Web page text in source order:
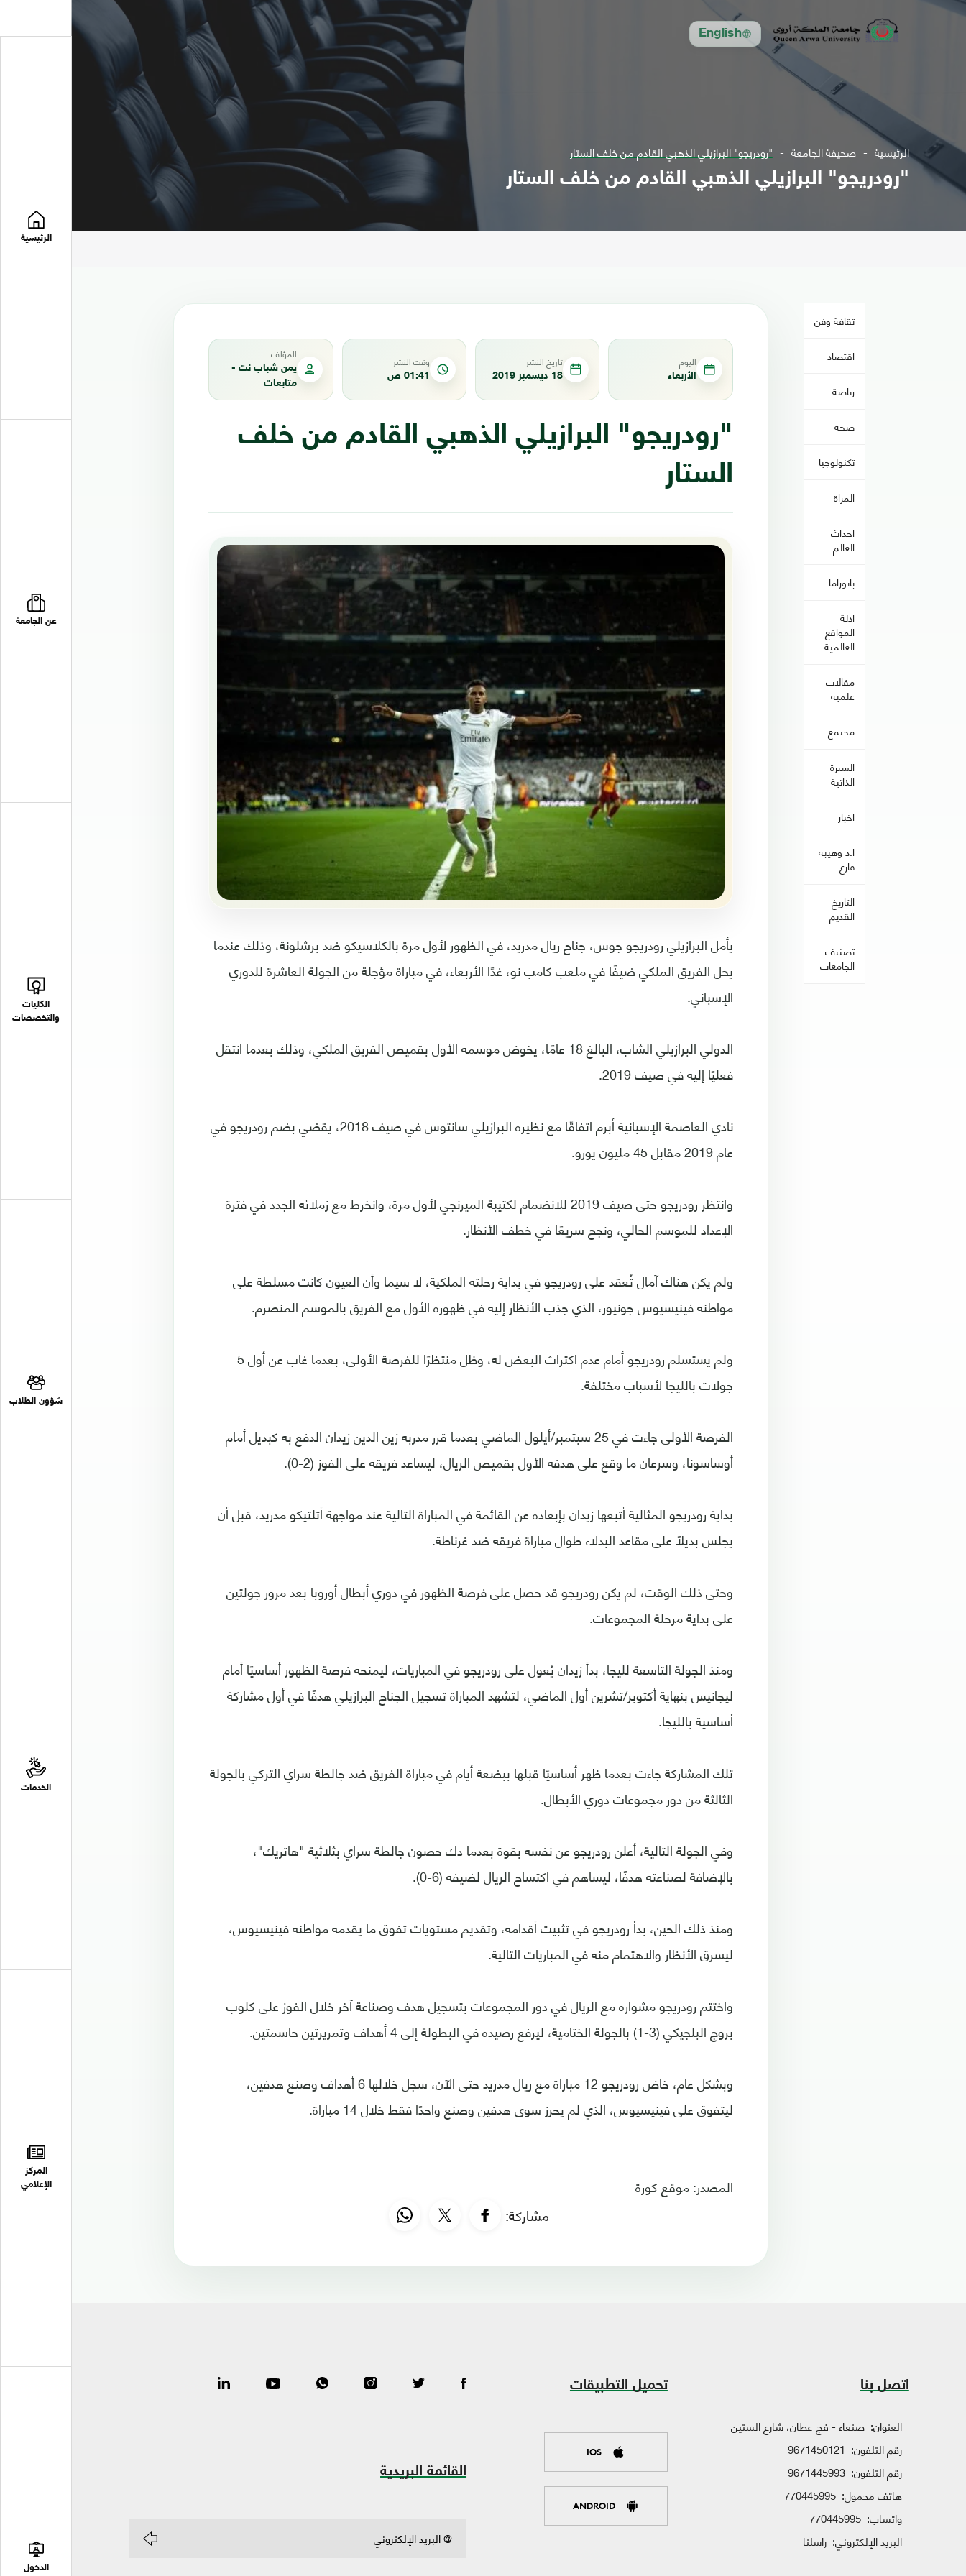
English
الرئيسية
عن الجامعة
الكليات
والتخصصات
شؤون الطلاب
الخدمات
المركز
الإعلامي
الدخول
الرئيسية صحيفة الجامعة "رودريجو" البرازيلي الذهبي القادم من خلف الستار
"رودريجو" البرازيلي الذهبي القادم من خلف الستار
ثقافة وفن
اقتصاد
رياضة
صحه
تكنولوجيا
المراة
احداث
العالم
بانوراما
ادلة
المواقع
العالمية
مقالات
علمية
مجتمع
السيرة
الذاتية
اخبار
ا.د وهيبة
فارع
التاريخ
القديم
تصنيف
الجامعات
اليوم
الأربعاء
تاريخ النشر
18 ديسمبر 2019
وقت النشر
01:41 ص
المؤلف
يمن شباب نت -
متابعات
"رودريجو" البرازيلي الذهبي القادم من خلف
الستار
يأمل البرازيلي رودريجو جوس، جناح ريال مدريد، في الظهور لأول مرة بالكلاسيكو ضد برشلونة، وذلك عندما
يحل الفريق الملكي ضيفًا في ملعب كامب نو، غدًا الأربعاء، في مباراة مؤجلة من الجولة العاشرة للدوري
الإسباني.
الدولي البرازيلي الشاب، البالغ 18 عامًا، يخوض موسمه الأول بقميص الفريق الملكي، وذلك بعدما انتقل
فعليًا إليه في صيف 2019.
نادي العاصمة الإسبانية أبرم اتفاقًا مع نظيره البرازيلي سانتوس في صيف 2018، يقضي بضم رودريجو في
عام 2019 مقابل 45 مليون يورو.
وانتظر رودريجو حتى صيف 2019 للانضمام لكتيبة الميرنجي لأول مرة، وانخرط مع زملائه الجدد في فترة
الإعداد للموسم الحالي، ونجح سريعًا في خطف الأنظار.
ولم يكن هناك آمال تُعقد على رودريجو في بداية رحلته الملكية، لا سيما وأن العيون كانت مسلطة على
مواطنه فينيسيوس جونيور، الذي جذب الأنظار إليه في ظهوره الأول مع الفريق بالموسم المنصرم.
ولم يستسلم رودريجو أمام عدم اكتراث البعض له، وظل منتظرًا للفرصة الأولى، بعدما غاب عن أول 5
جولات بالليجا لأسباب مختلفة.
الفرصة الأولى جاءت في 25 سبتمبر/أيلول الماضي بعدما قرر مدربه زين الدين زيدان الدفع به كبديل أمام
أوساسونا، وسرعان ما وقع على هدفه الأول بقميص الريال، ليساعد فريقه على الفوز (2-0).
بداية رودريجو المثالية أتبعها زيدان بإبعاده عن القائمة في المباراة التالية عند مواجهة أتلتيكو مدريد، قبل أن
يجلس بديلًا على مقاعد البدلاء طوال مباراة فريقه ضد غرناطة.
وحتى ذلك الوقت، لم يكن رودريجو قد حصل على فرصة الظهور في دوري أبطال أوروبا بعد مرور جولتين
على بداية مرحلة المجموعات.
ومنذ الجولة التاسعة لليجا، بدأ زيدان يُعول على رودريجو في المباريات، ليمنحه فرصة الظهور أساسيًا أمام
ليجانيس بنهاية أكتوبر/تشرين أول الماضي، لتشهد المباراة تسجيل الجناح البرازيلي هدفًا في أول مشاركة
أساسية بالليجا.
تلك المشاركة جاءت بعدما ظهر أساسيًا قبلها ببضعة أيام في مباراة الفريق ضد جالطة سراي التركي بالجولة
الثالثة من دور مجموعات دوري الأبطال.
وفي الجولة التالية، أعلن رودريجو عن نفسه بقوة بعدما دك حصون جالطة سراي بثلاثية "هاتريك"،
بالإضافة لصناعته هدفًا، ليساهم في اكتساح الريال لضيفه (6-0).
ومنذ ذلك الحين، بدأ رودريجو في تثبيت أقدامه، وتقديم مستويات تفوق ما يقدمه مواطنه فينيسيوس،
ليسرق الأنظار والاهتمام منه في المباريات التالية.
واختتم رودريجو مشواره مع الريال في دور المجموعات بتسجيل هدف وصناعة آخر خلال الفوز على كلوب
بروج البلجيكي (3-1) بالجولة الختامية، ليرفع رصيده في البطولة إلى 4 أهداف وتمريرتين حاسمتين.
وبشكل عام، خاض رودريجو 12 مباراة مع ريال مدريد حتى الآن، سجل خلالها 6 أهداف وصنع هدفين،
ليتفوق على فينيسيوس، الذي لم يحرز سوى هدفين وصنع واحدًا فقط خلال 14 مباراة.
المصدر: موقع كورة
مشاركة:
اتصل بنا
العنوان: صنعاء - فج عطان، شارع الستين
رقم التلفون: 9671450121
رقم التلفون: 9671445993
هاتف محمول: 770445995
واتساب: 770445995
البريد الإلكتروني: راسلنا
تحميل التطبيقات
IOS
ANDROID
القائمة البريدية